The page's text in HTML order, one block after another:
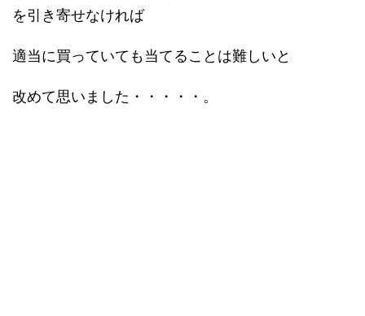
を引き寄せなければ
適当に買っていても当てることは難しいと
改めて思いました・・・・・。